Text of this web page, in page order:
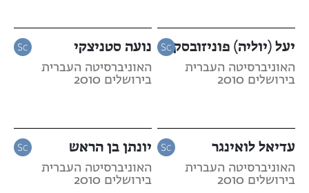
יעל (יוליה) פוניזובסקי
האוניברסיטה העברית
בירושלים 2010
נועה סטניצקי
האוניברסיטה העברית
בירושלים 2010
עדיאל לואינגר
האוניברסיטה העברית
בירושלים 2010
יונתן בן הראש
האוניברסיטה העברית
בירושלים 2010